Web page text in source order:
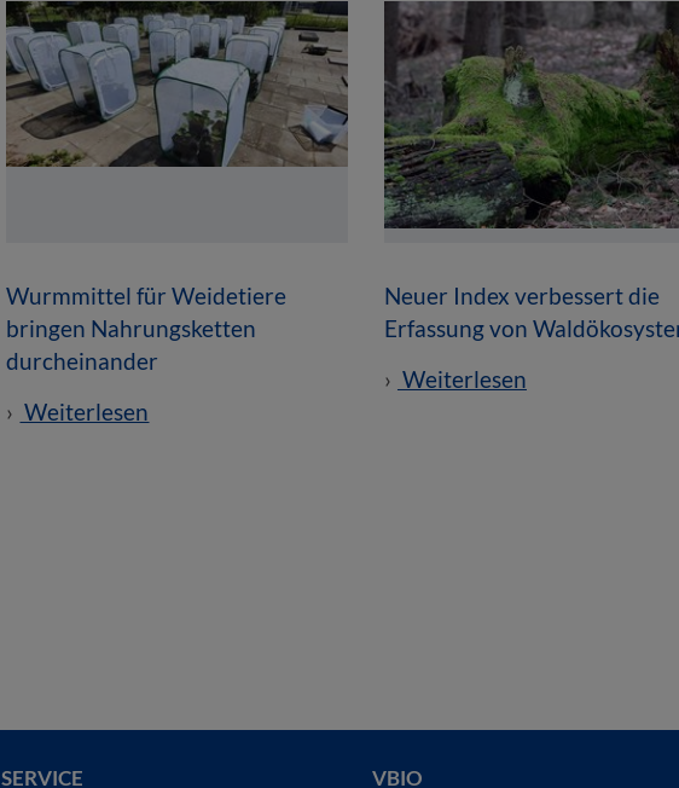
Wurmmittel für Weidetiere
bringen Nahrungsketten
durcheinander
Weiterlesen
Neuer Index verbessert die
Erfassung von
Weiterlesen
SERVICE VBIO